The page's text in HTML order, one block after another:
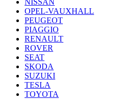
OPEL-VAUXHALL
PEUGEOT
PIAGGIO
RENAULT
ROVER
SEAT
SKODA
SUZUKI
TESLA
TOYOTA